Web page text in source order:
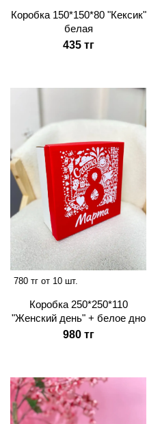
Коробка 150*150*80 "Кексик"
белая
435 тг
780 тг от 10 шт.
Коробка 250*250*110
"Женский день" + белое дно
980 тг